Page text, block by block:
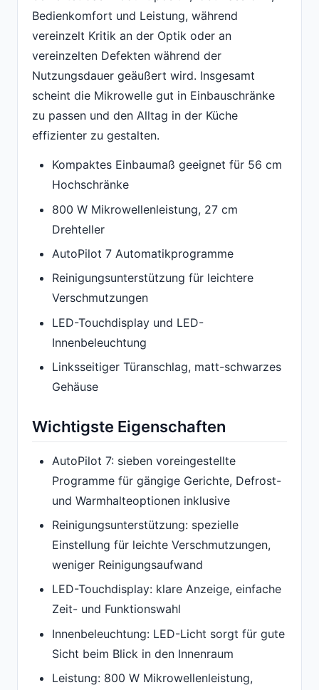
Bedienkomfort und Leistung, während
vereinzelt Kritik an der Optik oder an
vereinzelten Defekten während der
Nutzungsdauer geäußert wird. Insgesamt
scheint die Mikrowelle gut in Einbauschränke
zu passen und den Alltag in der Küche
effizienter zu gestalten.
Kompaktes Einbaumaß geeignet für 56 cm
Hochschränke
800 W Mikrowellenleistung, 27 cm
Drehteller
AutoPilot 7 Automatikprogramme
Reinigungsunterstützung für leichtere
Verschmutzungen
LED-Touchdisplay und LED-
Innenbeleuchtung
Linksseitiger Türanschlag, matt-schwarzes
Gehäuse
Wichtigste Eigenschaften
AutoPilot 7: sieben voreingestellte
Programme für gängige Gerichte, Defrost-
und Warmhalteoptionen inklusive
Reinigungsunterstützung: spezielle
Einstellung für leichte Verschmutzungen,
weniger Reinigungsaufwand
LED-Touchdisplay: klare Anzeige, einfache
Zeit- und Funktionswahl
Innenbeleuchtung: LED-Licht sorgt für gute
Sicht beim Blick in den Innenraum
Leistung: 800 W Mikrowellenleistung,